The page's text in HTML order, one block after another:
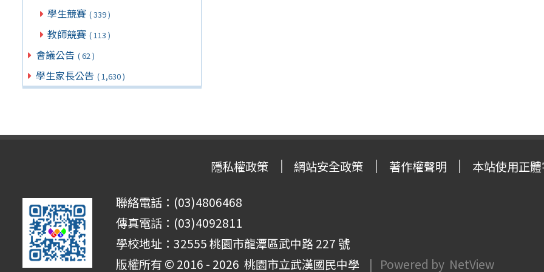
學生競賽 ( 339 )
教師競賽 ( 113 )
會議公告 ( 62 )
學生家長公告 ( 1,630 )
隱私權政策 網站安全政策 著作權聲明 本站使用正
聯絡電話：(03)4806468
傳真電話：(03)4092811
學校地址：32555 桃園市龍潭區武中路 227 號
版權所有 © 2016 - 2026 桃園市立武漢國民中學 | Powered by NetView